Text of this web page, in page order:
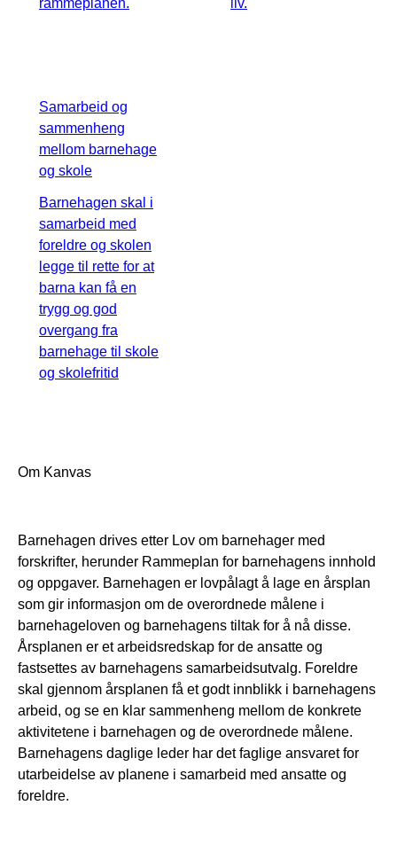
rammeplanen.
liv.
Samarbeid og
sammenheng
mellom barnehage
og skole
Barnehagen skal i
samarbeid med
foreldre og skolen
legge til rette for at
barna kan få en
trygg og god
overgang fra
barnehage til skole
og skolefritid
Om Kanvas
Barnehagen drives etter Lov om barnehager med
forskrifter, herunder Rammeplan for barnehagens innhold
og oppgaver. Barnehagen er lovpålagt å lage en årsplan
som gir informasjon om de overordnede målene i
barnehageloven og barnehagens tiltak for å nå disse.
Årsplanen er et arbeidsredskap for de ansatte og
fastsettes av barnehagens samarbeidsutvalg. Foreldre
skal gjennom årsplanen få et godt innblikk i barnehagens
arbeid, og se en klar sammenheng mellom de konkrete
aktivitetene i barnehagen og de overordnede målene.
Barnehagens daglige leder har det faglige ansvaret for
utarbeidelse av planene i samarbeid med ansatte og
foreldre.